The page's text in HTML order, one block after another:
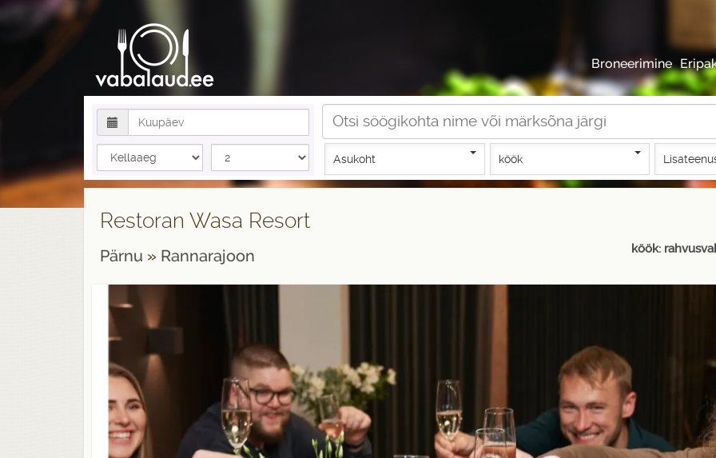
Broneerimine
Asukoht köök
Restoran Wasa Resort
Pärnu » Rannarajoon köök: